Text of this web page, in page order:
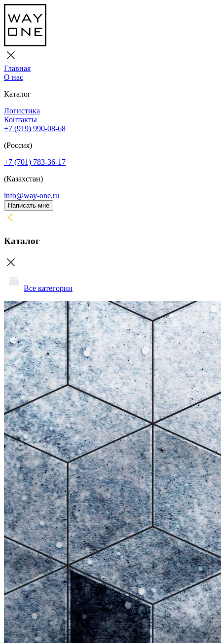
Главная
О нас
Каталог
Логистика
Контакты
+7 (919) 990-08-68
(Россия)
+7 (701) 783-36-17
(Казахстан)
info@way-one.ru
Написать мне
Каталог
Все категории